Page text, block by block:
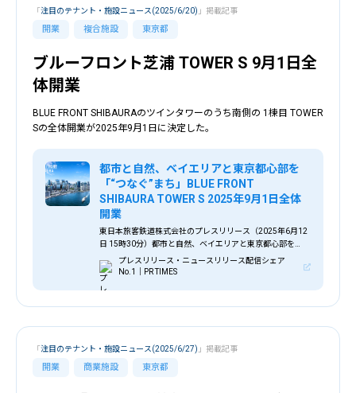
開業 複合施設 東京都
「注目のテナント・施設ニュース(2025/6/20) 」掲載記事
ブルーフロント芝浦 TOWER S 9月1日全
体開業
BLUE FRONT SHIBAURAのツインタワーのうち南側の 1棟目 TOWER
Sの全体開業が2025年9月1日に決定した。
都市と自然、ベイエリアと東京都心部を
「“つなぐ”まち」BLUE FRONT
SHIBAURA TOWER S 2025年9月1日全体
開業
東日本旅客鉄道株式会社のプレスリリース（2025年6月12
日 15時30分）都市と自然、ベイエリアと東京都心部を
「“つなぐ”まち」BLUE FRONT SHIBAURA TOWER S 2025
年9月1日全体開業
プレスリリース・ニュースリリース配信シェア
No.1｜PR TIMES
開業 商業施設 東京都
「注目のテナント・施設ニュース(2025/6/27) 」掲載記事